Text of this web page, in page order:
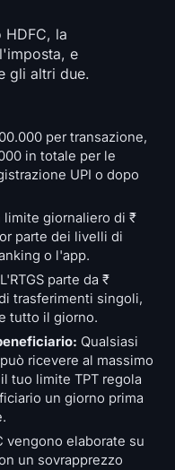
la
e
gli altri due.
per transazione,
in totale per le
UPI o dopo
giornaliero di ₹
parte dei livelli di
o l'app.
parte da ₹
trasferimenti singoli,
tutto il giorno.
Qualsiasi
ricevere al massimo
tuo limite TPT regola
un giorno prima
vengono elaborate su
un sovrapprezzo